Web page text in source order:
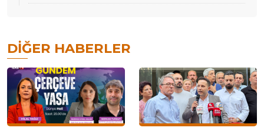
DIĞER HABERLER